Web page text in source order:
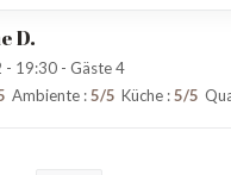
D
- 19:30 - Gäste 4
Ambiente :5/5 Küche :5/5